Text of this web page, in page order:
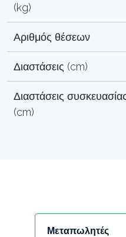
(kg)
Αριθμός θέσεων
Διαστάσεις (cm)
Διαστάσεις
(cm)
Μεταπωλητές